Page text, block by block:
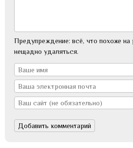
Предупреждение: всё, что похоже на
нещадно удаляться.